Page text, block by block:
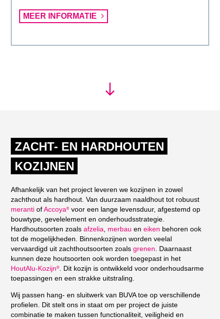
Lees
meer
brandwerende
MEER INFORMATIE
ZACHT- EN HARDHOUTEN
KOZIJNEN
Afhankelijk van het project leveren we kozijnen in zowel
zachthout als hardhout. Van duurzaam naaldhout tot robuust
meranti ofAccoya® voor een lange levensduur, afgestemd op
bouwtype, gevelelement en onderhoudsstrategie.
Hardhoutsoorten zoalsafzelia merbau eneiken behoren ook
tot de mogelijkheden. Binnenkozijnen worden veelal
vervaardigd uit zachthoutsoorten zoalsgrenen . Daarnaast
kunnen deze houtsoorten ook worden toegepast in het
HoutAlu-Kozijn®
. Dit kozijn is ontwikkeld voor onderhoudsarme
toepassingen en een strakke uitstraling.
Wij passen hang- en sluitwerk van BUVA toe op verschillende
profielen. Dit stelt ons in staat om per project de juiste
combinatie te maken tussen functionaliteit, veiligheid en